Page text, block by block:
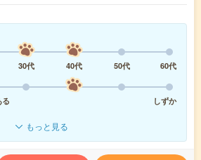
30代 40代 50代
60代
しずか
もっと見る